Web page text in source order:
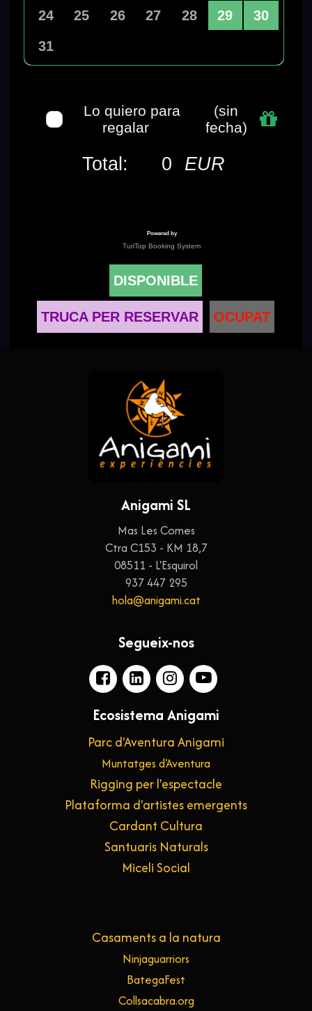
Anigami SL
Mas Les Comes
Ctra C153 - KM 18,7
08511 - L'Esquirol
937 447 295
hola@anigami.cat
Segueix-nos
Ecosistema Anigami
Parc d'Aventura Anigami
Muntatges d'Aventura
Rigging per l'espectacle
Plataforma d'artistes emergents
Cardant Cultura
Santuaris Naturals
Miceli Social
Casaments a la natura
Ninjaguarriors
BategaFest
Collsacabra.org